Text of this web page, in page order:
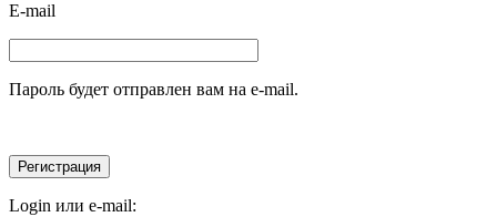
E-mail
Пароль будет отправлен вам на e-mail.
Login или e-mail: